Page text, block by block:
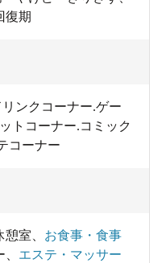
復期
ンクコーナー.ゲー
トコーナー.コミック
コーナー
憩室
お食事・食事
エステ・マッサー